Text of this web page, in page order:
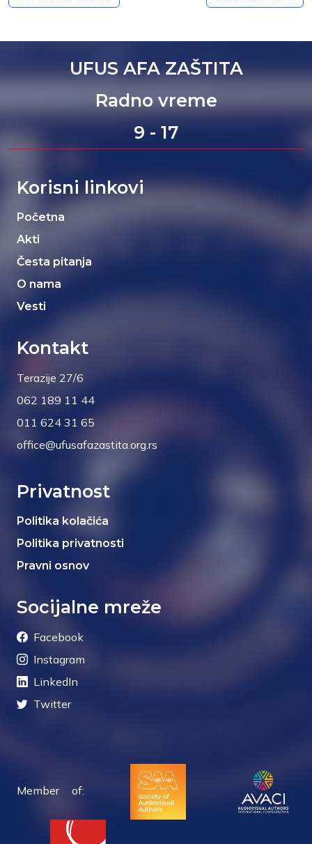
UFUS AFA ZAŠTITA
Radno vreme
9 - 17
Korisni linkovi
Početna
Akti
Česta pitanja
O nama
Vesti
Kontakt
Terazije 27/6
062 189 11 44
011 624 31 65
office@ufusafazastita.org.rs
Privatnost
Politika kolačića
Politika privatnosti
Pravni osnov
Socijalne mreže
Facebook
Instagram
LinkedIn
Twitter
Member of: